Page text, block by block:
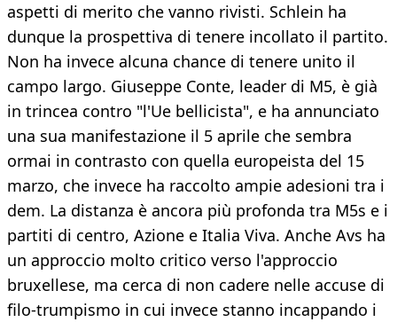
aspetti di merito che vanno rivisti. Schlein ha
dunque la prospettiva di tenere incollato il partito.
Non ha invece alcuna chance di tenere unito il
campo largo. Giuseppe Conte, leader di M5, è già
in trincea contro "l'Ue bellicista", e ha annunciato
una sua manifestazione il 5 aprile che sembra
ormai in contrasto con quella europeista del 15
marzo, che invece ha raccolto ampie adesioni tra i
dem. La distanza è ancora più profonda tra M5s e i
partiti di centro, Azione e Italia Viva. Anche Avs ha
un approccio molto critico verso l'approccio
bruxellese, ma cerca di non cadere nelle accuse di
filo-trumpismo in cui invece stanno incappando i